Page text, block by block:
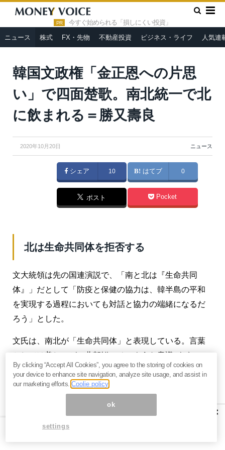
PR 今すぐ始められる「損しにくい投資」
ニュース 株式 FX・先物 不動産投資 ビジネス・ライフ 人気連
HOME » ニュース »
韓国文政権「金正恩への片思い」で四面楚
歌。南北統一で北に飲まれる＝勝又壽良
韓国文政権「金正恩への片思
い」で四面楚歌。南北統一で北
に飲まれる＝勝又壽良
2020年10月20日 ニュース
シェア 10 はてブ 0
ポスト Pocket
北は生命共同体を拒否する
文大統領は先の国連演説で、「南と北は『生命共同
体』」だとして「防疫と保健の協力は、韓半島の平和
を実現する過程においても対話と協力の端緒になるだ
ろう」とした。
文氏は、南北が「生命共同体」と表現している。言葉
としては美しいが、北朝鮮にそのような意識がゼロで
ある。
韓国の公務員が、海上で漂流しているにも関わらず救
助せず射殺された。また、過去には韓国観光客が北朝
×
By clicking “Accept All Cookies”, you agree to the storing of cookies on
your device to enhance site navigation, analyze site usage, and assist in
our marketing efforts.Coolie policy
ok
settings